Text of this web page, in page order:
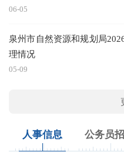
06-05
泉州市自然资源和规划局
理情况
05-09
人事信息 公务员